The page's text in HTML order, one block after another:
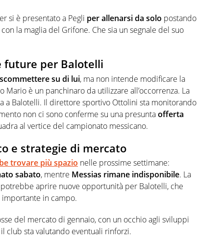
si è presentato a Pegli per allenarsi da solo postando
la maglia del Grifone. Che sia un segnale del suo
future per Balotelli
su di lui, ma non intende modificare la
è un panchinaro da utilizzare all’occorrenza. La
a Balotelli. Il direttore sportivo Ottolini sta monitorando
non ci sono conferme su una presuntaofferta
al vertice del campionato messicano.
e strategie di mercato
trovare più spazio nelle prossime settimane:
sabato, mentre Messias rimane indisponibile. La
aprire nuove opportunità per Balotelli, che
in campo.
del mercato di gennaio, con un occhio agli sviluppi
il club sta valutando eventuali rinforzi.